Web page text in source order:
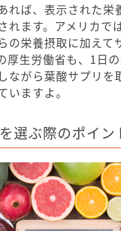
れば、表示された栄
れます。アメリカで
の栄養摂取に加えて
厚生労働省も、1日
ながら葉酸サプリを
いますよ。
選ぶ際のポイン